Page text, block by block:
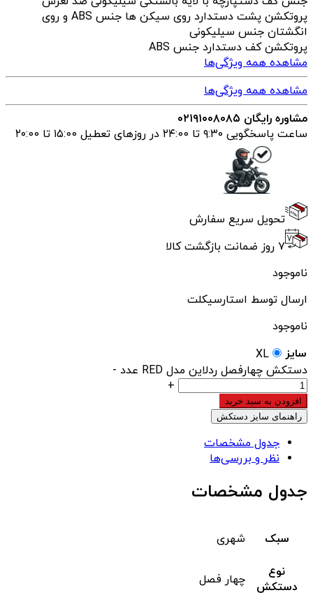
پروتکشن پشت دست
دارد روی سیکن ها جنس ABS و روی
انگشتان جنس سیلیکونی
پروتکشن کف دستدارد جنس ABS
مشاهده همه ویژگی‌ها
مشاهده همه ویژگی‌ها
مشاوره رایگان ۰۲۱۹۱۰۰۸۰۸۵
ساعت پاسخگویی ۹:۳۰ تا ۲۴:00 در روزهای تعطیل ۱۵:00 تا ۲۰:00
تحویل سریع سفارش
۷ روز ضمانت بازگشت کالا
ناموجود
ارسال توسط استارسیکلت
ناموجود
سایز
XL
دستکش چهارفصل ردلاین مدل RED عدد
-
+
افزودن به سبد خرید
راهنمای سایز دستکش
جدول مشخصات
نظر و بررسی‌ها
جدول مشخصات
سبک شهری
نوع
دستکش
چهار فصل